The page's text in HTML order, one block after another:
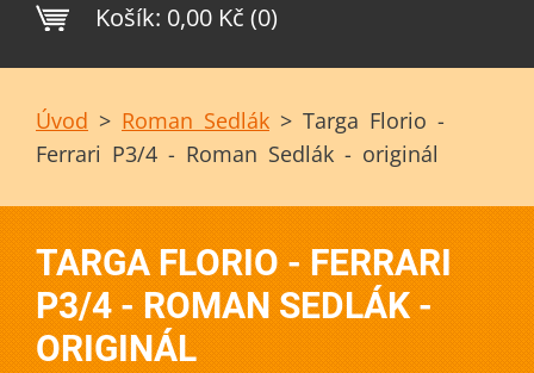
Košík: 0,00 Kč (0)
Úvod > Roman Sedlák > Targa Florio -
Ferrari P3/4 - Roman Sedlák - originál
TARGA FLORIO - FERRARI
P3/4 - ROMAN SEDLÁK -
ORIGINÁL